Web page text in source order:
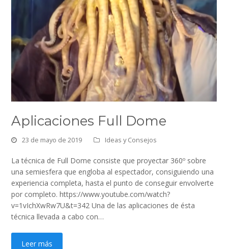
Aplicaciones Full Dome
23 de mayo de 2019 Ideas y Consejos
La técnica de Full Dome consiste que proyectar 360º sobre
una semiesfera que engloba al espectador, consiguiendo una
experiencia completa, hasta el punto de conseguir envolverte
por completo. https://www.youtube.com/watch?
v=1vIchXwRw7U&t=342 Una de las aplicaciones de ésta
técnica llevada a cabo con…
Leer más